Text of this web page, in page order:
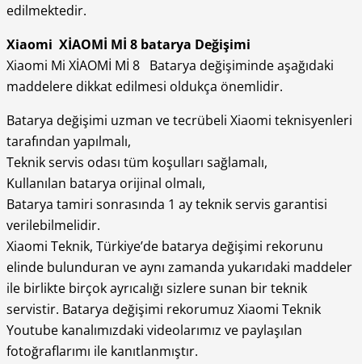
edilmektedir.
Xiaomi XİAOMİ Mİ 8 batarya Değişimi
Xiaomi Mi XİAOMİ Mİ 8 Batarya değişiminde aşağıdaki
maddelere dikkat edilmesi oldukça önemlidir.
Batarya değişimi uzman ve tecrübeli Xiaomi teknisyenleri
tarafından yapılmalı,
Teknik servis odası tüm koşulları sağlamalı,
Kullanılan batarya orijinal olmalı,
Batarya tamiri sonrasında 1 ay teknik servis garantisi
verilebilmelidir.
Xiaomi Teknik, Türkiye’de batarya değişimi rekorunu
elinde bulunduran ve aynı zamanda yukarıdaki maddeler
ile birlikte birçok ayrıcalığı sizlere sunan bir teknik
servistir. Batarya değişimi rekorumuz Xiaomi Teknik
Youtube kanalımızdaki videolarımız ve paylaşılan
fotoğraflarımı ile kanıtlanmıştır.